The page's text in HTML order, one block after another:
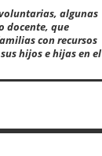
algunas
docente, que
con recursos
hijos e hijas en el